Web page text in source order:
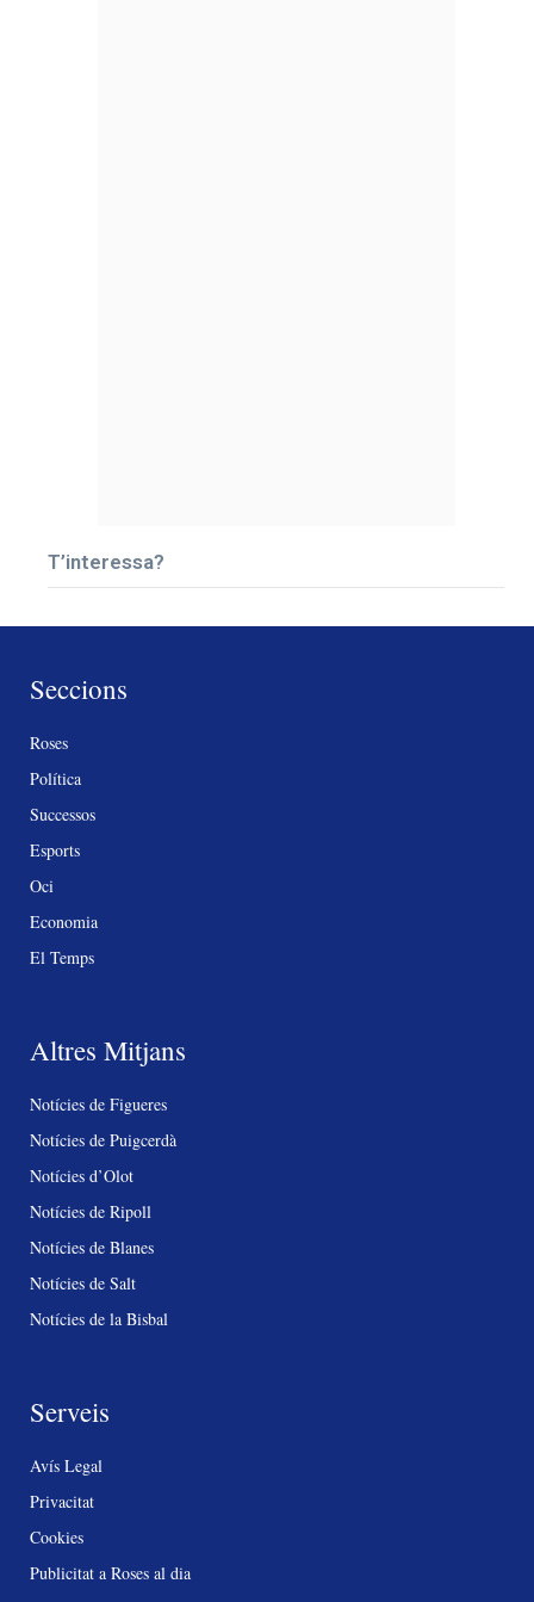
T’interessa?
Seccions
Roses
Política
Successos
Esports
Oci
Economia
El Temps
Altres Mitjans
Notícies de Figueres
Notícies de Puigcerdà
Notícies d’Olot
Notícies de Ripoll
Notícies de Blanes
Notícies de Salt
Notícies de la Bisbal
Serveis
Avís Legal
Privacitat
Cookies
Publicitat a Roses al dia